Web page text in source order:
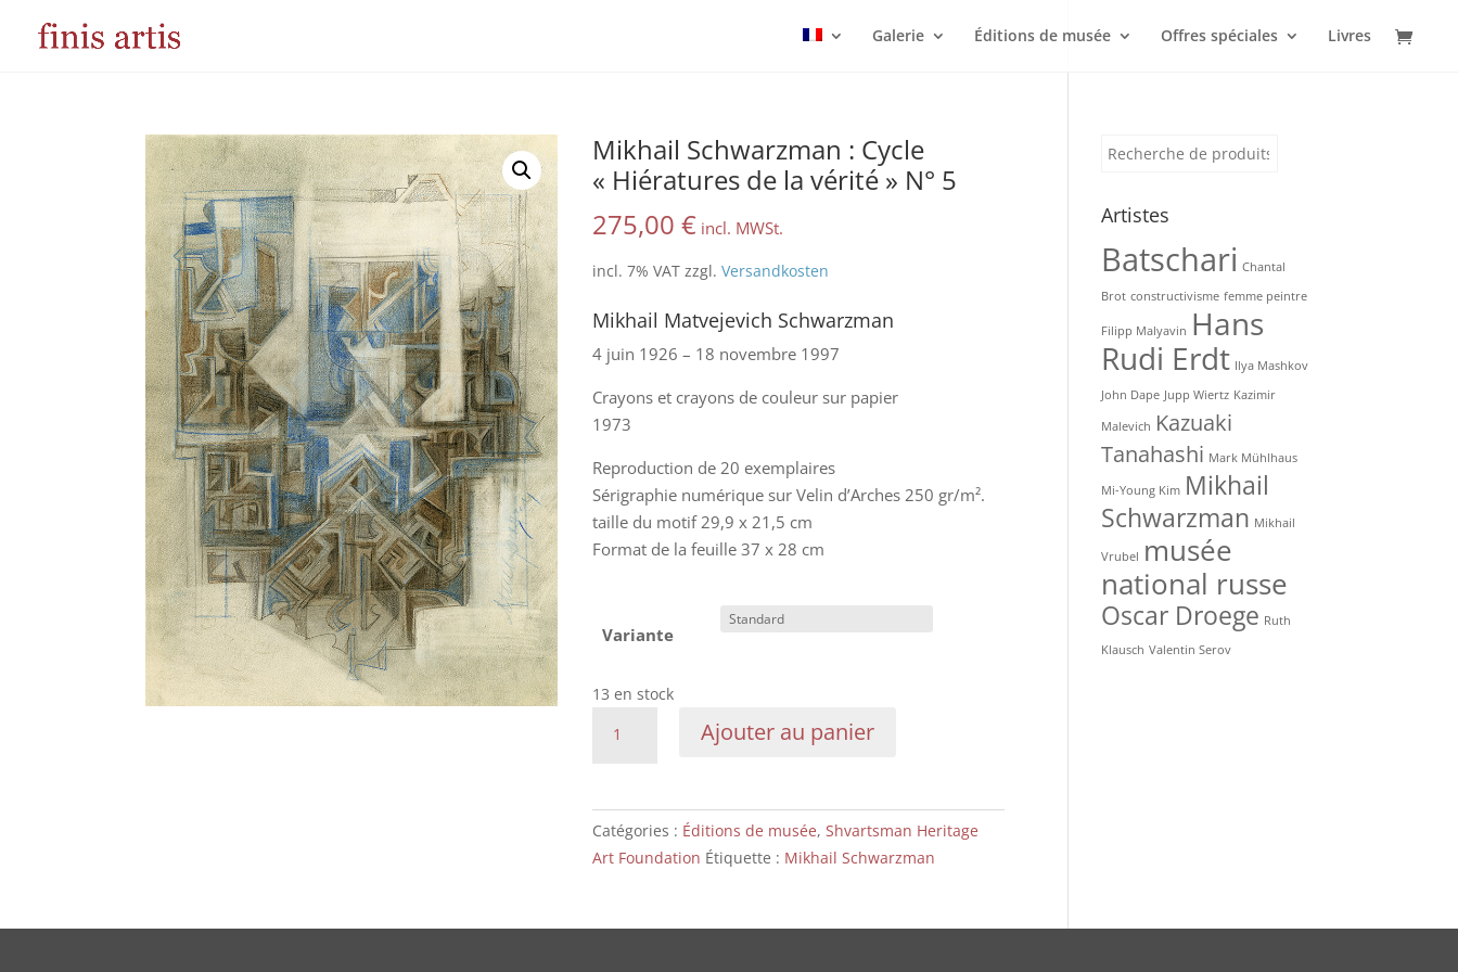
Galerie Éditions de musée Offres spéciales Livres
Mikhail Schwarzman : Cycle
« Hiératures de la vérité » N° 5
275,00€ incl. MWSt.
incl. 7% VAT zzgl.Versandkosten
Mikhail Matvejevich Schwarzman
4 juin 1926 – 18 novembre 1997
Crayons et crayons de couleur sur papier
1973
Reproduction de 20 exemplaires
Sérigraphie numérique sur Velin d’Arches 250 gr/m².
taille du motif 29,9 x 21,5 cm
Format de la feuille 37 x 28 cm
Variante
13 en stock
:
Cycle
Ajouter au panier
Catégories : Éditions de musée,Shvartsman Heritage
Art Foundation Étiquette : Mikhail Schwarzman
Recherche
Artistes
Batschari Chantal
Brot constructivisme femme peintre
Filipp Malyavin Hans
Rudi Erdt Ilya Mashkov
John Dape Jupp Wiertz Kazimir
Malevich Kazuaki
Tanahashi Mark Mühlhaus
Mi-Young Kim Mikhail
Schwarzman Mikhail
Vrubel musée
national russe
Oscar Droege Ruth
Klausch Valentin Serov